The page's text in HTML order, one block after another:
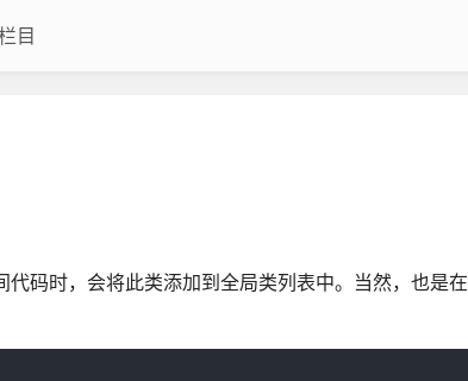
目
码时，会将此类添加到全局类列表中。当然，也是在